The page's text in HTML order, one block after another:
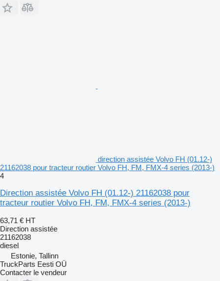
direction assistée Volvo FH (01.12-)
21162038 pour tracteur routier Volvo FH, FM, FMX-4 series (2013-)
4
Direction assistée Volvo FH (01.12-) 21162038 pour
tracteur routier Volvo FH, FM, FMX-4 series (2013-)
63,71 € HT
Direction assistée
21162038
diesel
Estonie, Tallinn
TruckParts Eesti OÜ
Contacter le vendeur